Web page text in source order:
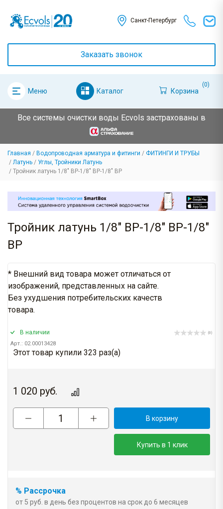
Санкт-Петербург
Заказать звонок
Меню Каталог Корзина
(0)
Все системы очистки воды Ecvols застрахованы в
Главная Водопроводная арматура и фитинги
ФИТИНГИ И ТРУБЫ
Латунь
Углы, Тройники Латунь
Тройник латунь 1/8" ВР-1/8" ВР-1/8" ВР
Тройник латунь 1/8" ВР-1/8" ВР-1/8"
ВР
* Внешний вид товара может отличаться от
изображений, представленных на сайте.
Без ухудшения потребительских качеств
товара.
В наличии
Арт.: 02.00013428
(0)
Этот товар купили 323 раз(a)
1 020 руб.
В корзину
Купить в 1 клик
% Рассрочка
от 5 руб. в день без процентов на срок до 6 месяцев